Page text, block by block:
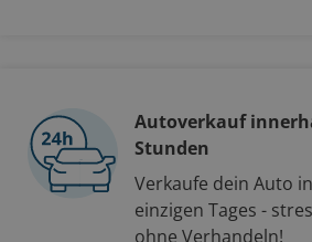
Autoverkauf
Stunden
Verkaufe dein Auto
einzigen Tages -
ohne Verhandeln!